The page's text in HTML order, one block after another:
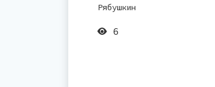
Рябушкин
6